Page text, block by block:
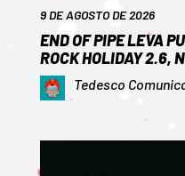
9 DE AGOSTO DE 2026
END OF PIPE LEVA
ROCK HOLIDAY 2.6,
Tedesco